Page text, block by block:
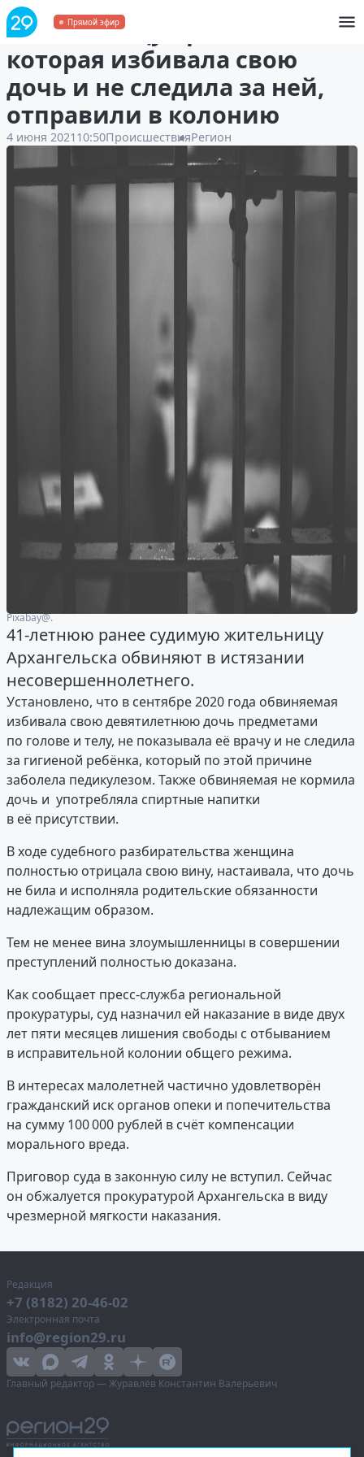
Прямой эфир
Жительницу Архангельска,
которая избивала свою
дочь и не следила за ней,
отправили в колонию
4 июня 2021 10:50ПроисшествияРегион
Рixabay@.
41-летнюю ранее судимую жительницу
Архангельска обвиняют в истязании
несовершеннолетнего.
Установлено, что в сентябре 2020 года обвиняемая
избивала свою девятилетнюю дочь предметами
по голове и телу, не показывала её врачу и не следила
за гигиеной ребёнка, который по этой причине
заболела педикулезом. Также обвиняемая не кормила
дочь и употребляла спиртные напитки
в её присутствии.
В ходе судебного разбирательства женщина
полностью отрицала свою вину, настаивала, что дочь
не била и исполняла родительские обязанности
надлежащим образом.
Тем не менее вина злоумышленницы в совершении
преступлений полностью доказана.
Как сообщает пресс-служба региональной
прокуратуры, суд назначил ей наказание в виде двух
лет пяти месяцев лишения свободы с отбыванием
в исправительной колонии общего режима.
В интересах малолетней частично удовлетворён
гражданский иск органов опеки и попечительства
на сумму 100 000 рублей в счёт компенсации
морального вреда.
Приговор суда в законную силу не вступил. Сейчас
он обжалуется прокуратурой Архангельска в виду
чрезмерной мягкости наказания.
Редакция
+7 (8182) 20-46-02
Электронная почта
info@region29.ru
Главный редактор — Журавлёв Константин Валерьевич